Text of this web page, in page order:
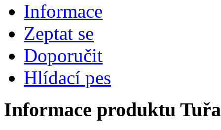
Informace
Zeptat se
Doporučit
Hlídací pes
Informace produktu